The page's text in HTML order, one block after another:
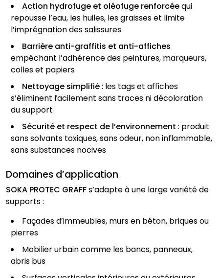
Action hydrofuge et oléofuge renforcéequi
repousse l’eau, les huiles, les graisses et limite
l’imprégnation des salissures
Barrière anti-graffitis et anti-affiches
empêchant l’adhérence des peintures, marqueurs,
colles et papiers
Nettoyage simplifié: les tags et affiches
s’éliminent facilement sans traces ni décoloration
du support
Sécurité et respect de l’environnement : produit
sans solvants toxiques, sans odeur, non inflammable,
sans substances nocives
Domaines d’application
SOKA PROTEC GRAFFs’adapte à une large variété de
supports :
Façades d’immeubles, murs en béton, briques ou
pierres
Mobilier urbain comme les bancs, panneaux,
abris bus